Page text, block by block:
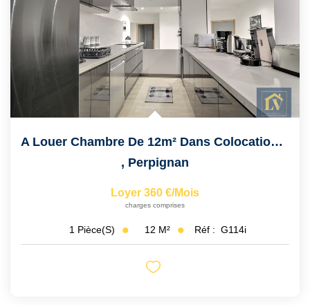
A Louer Chambre De 12m² Dans Colocation De 9 Chambres En...
, Perpignan
Loyer 360 €/mois
charges comprises
1 Pièce(s) 12 M² Réf : G114i